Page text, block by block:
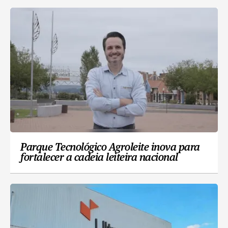
Parque Tecnológico Agroleite inova para
fortalecer a cadeia leiteira nacional